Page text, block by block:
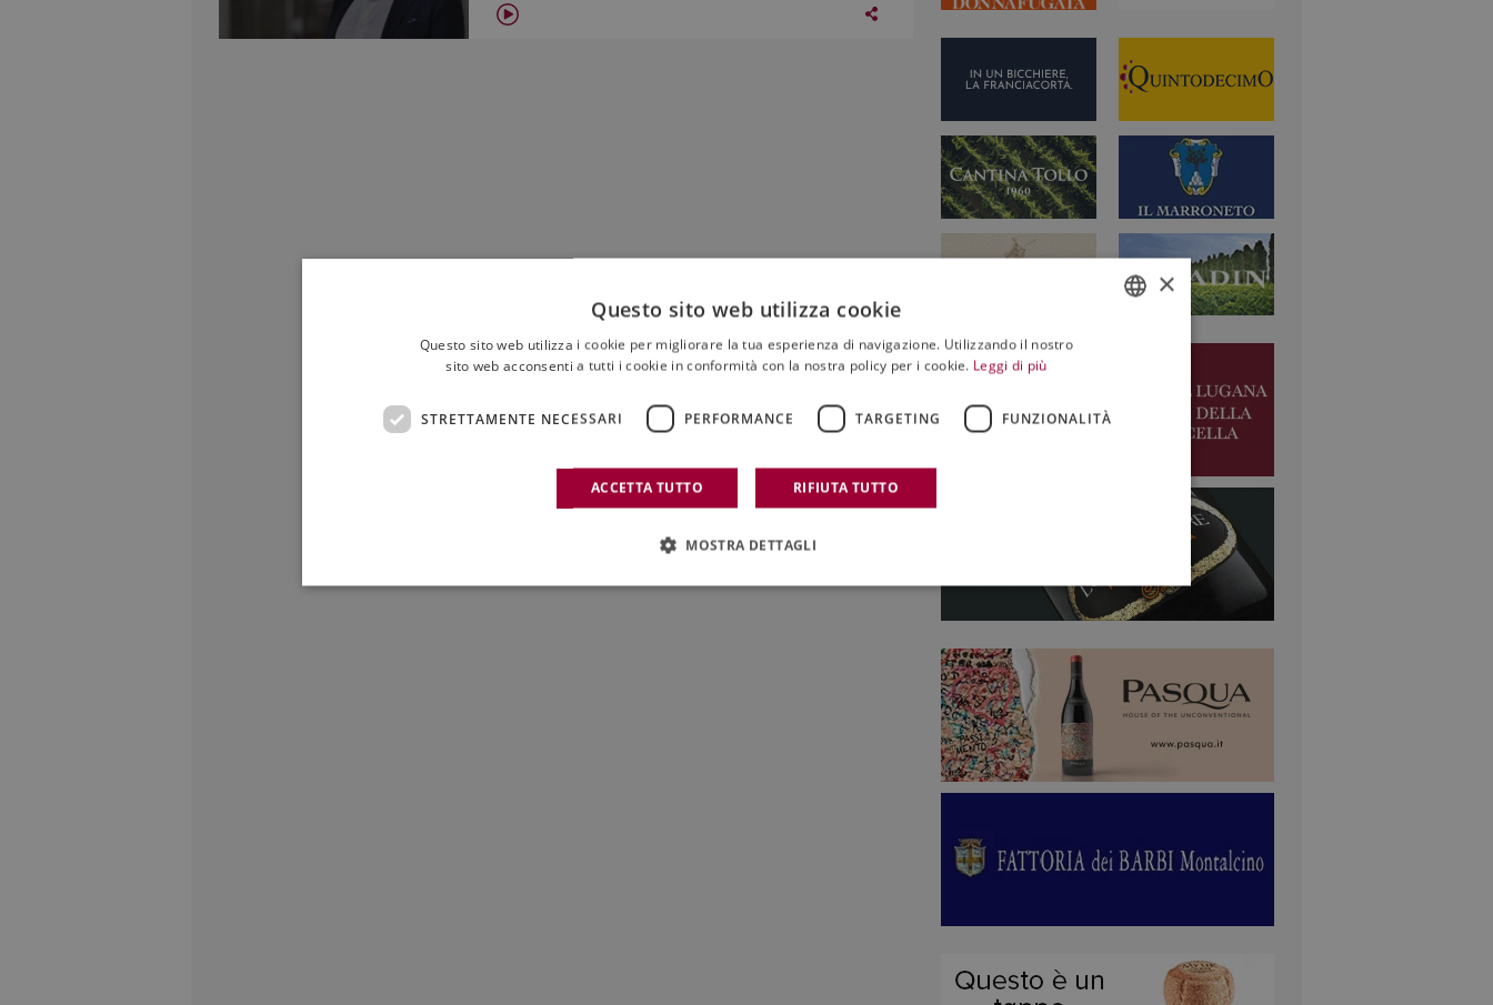
×
Questo sito web utilizza cookie
Questo sito web utilizza i cookie per migliorare la tua esperienza di navigazione. Utilizzando il nostro
sito web acconsenti a tutti i cookie in conformità con la nostra policy per i cookie. Leggi di più
STRETTAMENTE NECESSARI PERFORMANCE TARGETING FUNZIONALITÀ
ACCETTA TUTTO RIFIUTA TUTTO
MOSTRA DETTAGLI